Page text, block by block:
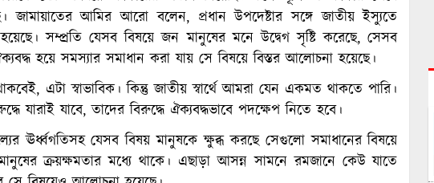
জামায়াতের আমির আরো বলেন, প্রধান উপদেষ্টার সঙ্গে জাতীয় ইস্যুতে
সম্প্রতি যেসব বিষয়ে জন মানুষের মনে উদ্বেগ সৃষ্টি করেছে, সেসব
হয়ে সমস্যার সমাধান করা যায় সে বিষয়ে বিস্তর আলোচনা হয়েছে।
এটা স্বাভাবিক। কিন্তু জাতীয় স্বার্থে আমরা যেন একমত থাকতে পারি।
যারাই যাবে, তাদের বিরুদ্ধে ঐক্যবদ্ধভাবে পদক্ষেপ নিতে হবে।
ঊর্ধ্বগতিসহ যেসব বিষয় মানুষকে ক্ষুব্ধ করছে সেগুলো সমাধানের বিষয়ে
ক্রয়ক্ষমতার মধ্যে থাকে। এছাড়া আসন্ন সামনে রমজানে কেউ যাতে